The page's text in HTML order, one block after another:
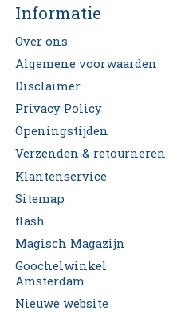
Informatie
Over ons
Algemene voorwaarden
Disclaimer
Privacy Policy
Openingstijden
Verzenden & retourneren
Klantenservice
Sitemap
flash
Magisch Magazijn
Goochelwinkel
Amsterdam
Nieuwe website